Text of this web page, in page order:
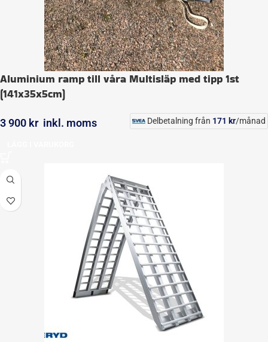
Aluminium ramp till våra Multisläp med tipp 1st
(141x35x5cm)
3 900 kr inkl. moms Delbetalning från 171 kr/månad